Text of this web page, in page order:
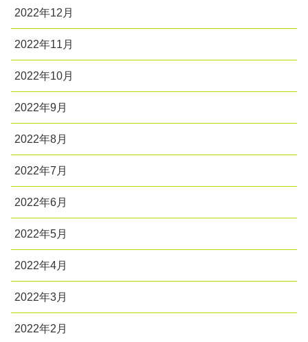
2022年12月
2022年11月
2022年10月
2022年9月
2022年8月
2022年7月
2022年6月
2022年5月
2022年4月
2022年3月
2022年2月